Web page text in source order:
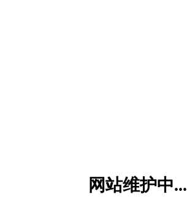
网站维护中...